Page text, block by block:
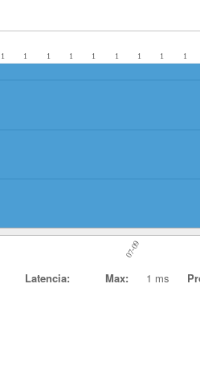
07-09
1 1 1 1 1 1 1 1 1
Latencia: Max: 1 ms